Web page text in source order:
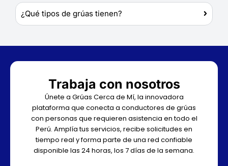
¿Qué tipos de grúas tienen?
Trabaja con nosotros
Únete a Grúas Cerca de Mí, la innovadora
plataforma que conecta a conductores de grúas
con personas que requieren asistencia en todo el
Perú. Amplía tus servicios, recibe solicitudes en
tiempo real y forma parte de una red confiable
disponible las 24 horas, los 7 días de la semana.